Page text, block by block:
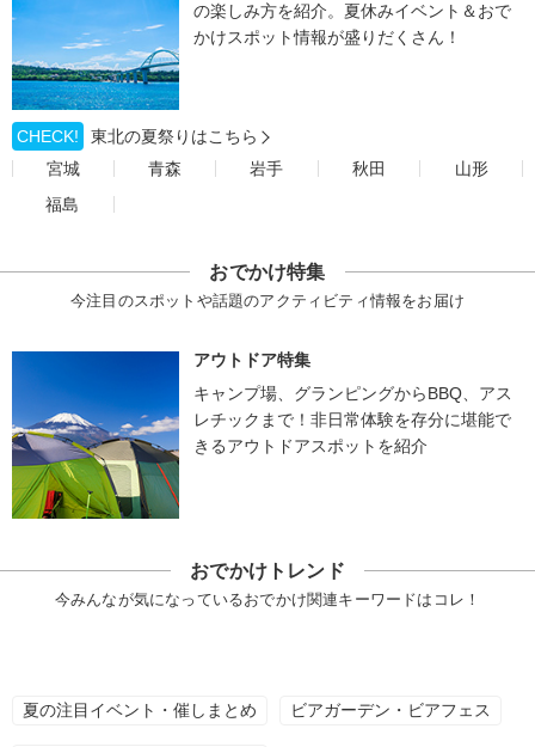
の楽しみ方を紹介。夏休みイベント＆おで
かけスポット情報が盛りだくさん！
CHECK!
東北の夏祭りはこちら
宮城
青森 岩手 秋田
山形
福島
おでかけ特集
今注目のスポットや話題のアクティビティ情報をお届け
アウトドア特集
キャンプ場、グランピングからBBQ、アス
レチックまで！非日常体験を存分に堪能で
きるアウトドアスポットを紹介
おでかけトレンド
今みんなが気になっているおでかけ関連キーワードはコレ！
夏の注目イベント・催しまとめ ビアガーデン・ビアフェス